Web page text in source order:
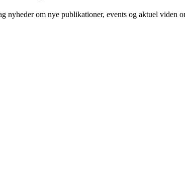
nyheder om nye publikationer, events og aktuel viden